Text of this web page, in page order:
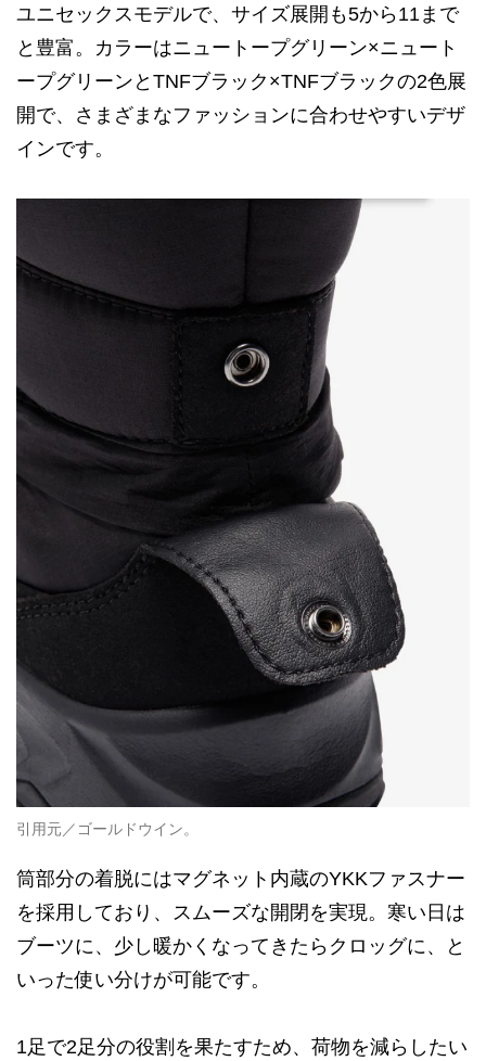
ユニセックスモデルで、サイズ展開も5から11まで
と豊富。カラーはニュートープグリーン×ニュート
ープグリーンとTNFブラック×TNFブラックの2色展
開で、さまざまなファッションに合わせやすいデザ
インです。
引用元／ゴールドウイン。
筒部分の着脱にはマグネット内蔵のYKKファスナー
を採用しており、スムーズな開閉を実現。寒い日は
ブーツに、少し暖かくなってきたらクロッグに、と
いった使い分けが可能です。
1足で2足分の役割を果たすため、荷物を減らしたい